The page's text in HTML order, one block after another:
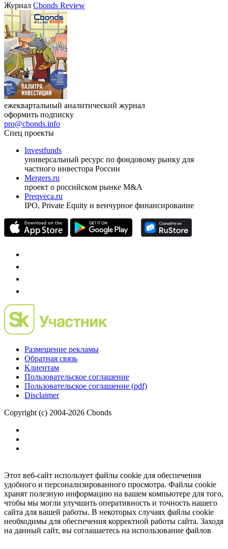
Журнал Cbonds Review
ежеквартальный аналитический журнал
оформить подписку
pro@cbonds.info
Спец проекты
Investfunds
универсальный ресурс по фондовому рынку для
частного инвестора России
Mergers.ru
проект о российском рынке M&A
Preqveca.ru
IPO, Private Equity и венчурное финансирование
Размещение рекламы
Обратная связь
Клиентам
Пользовательское соглашение
Пользовательское соглашение (pdf)
Disclaimer
Copyright (c) 2004-2026 Cbonds
Этот веб-сайт использует файлы cookie для обеспечения
удобного и персонализированного просмотра. Файлы cookie
хранят полезную информацию на вашем компьютере для того,
чтобы мы могли улучшить оперативность и точность нашего
сайта для вашей работы. В некоторых случаях файлы cookie
необходимы для обеспечения корректной работы сайта. Заходя
на данный сайт, вы соглашаетесь на использование файлов